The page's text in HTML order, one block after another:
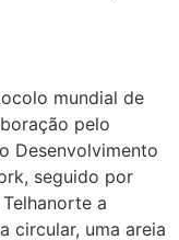
mundial de
pelo
Desenvolvimento
seguido por
a
circular, uma areia